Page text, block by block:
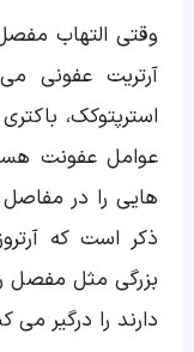
وقتی التهاب
آرتریت عفونی
استرپتوکک،
عوامل عفونت
هایی را در مفاصل
ذکر است که
بزرگی مثل مفصل
دارند را درگیر می